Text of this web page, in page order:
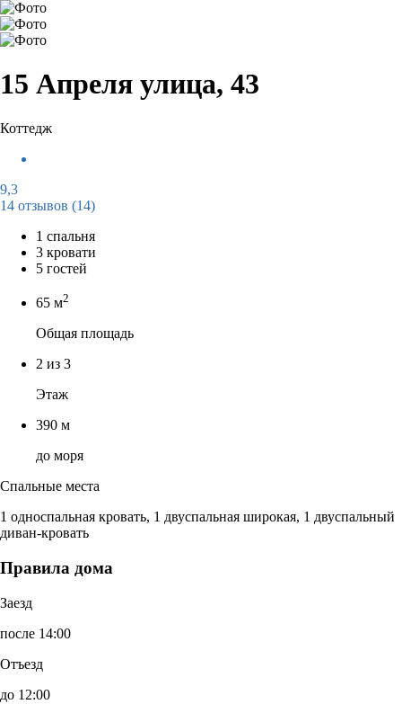
15 Апреля улица, 43
Коттедж
9,3
14 отзывов (14)
1 спальня
3 кровати
5 гостей
65 м2
Общая площадь
2 из 3
Этаж
390 м
до моря
Спальные места
1 односпальная кровать, 1 двуспальная широкая, 1 двуспальный
диван-кровать
Правила дома
Заезд
после 14:00
Отъезд
до 12:00